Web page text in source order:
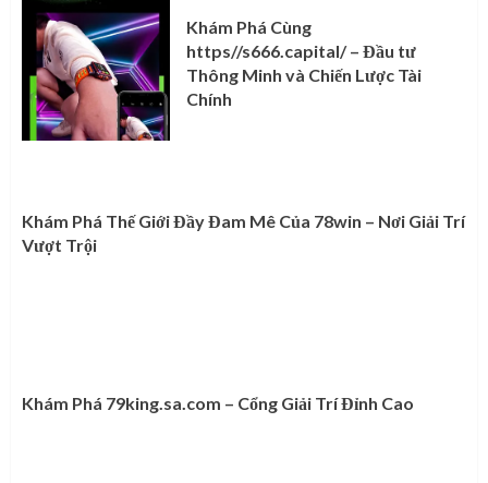
Khám Phá Cùng
https//s666.capital/ – Đầu tư
Thông Minh và Chiến Lược Tài
Chính
Khám Phá Thế Giới Đầy Đam Mê Của 78win – Nơi Giải Trí
Vượt Trội
Khám Phá 79king.sa.com – Cổng Giải Trí Đỉnh Cao